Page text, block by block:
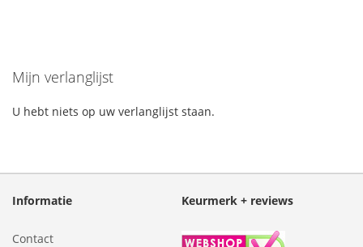
Mijn verlanglijst
U hebt niets op uw verlanglijst staan.
Informatie
Contact
Keurmerk + reviews